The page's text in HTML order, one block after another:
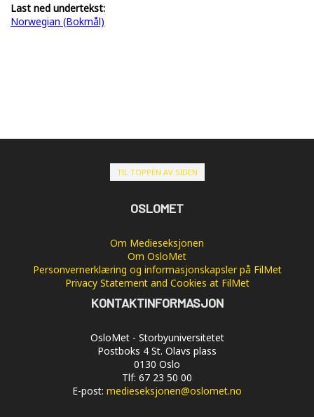
Last ned undertekst:
Norwegian (Bokmål)
TIL TOPPEN AV SIDEN
OSLOMET
Om Medieseksjonen
Om OsloMet
Personvernerklæring og informasjonskapsler på FilMet
Privacy Statement and Cookies at FilMet
KONTAKTINFORMASJON
OsloMet - Storbyuniversitetet
Postboks 4 St. Olavs plass
0130 Oslo
Tlf: 67 23 50 00
E-post: medieseksjonen@oslomet.no